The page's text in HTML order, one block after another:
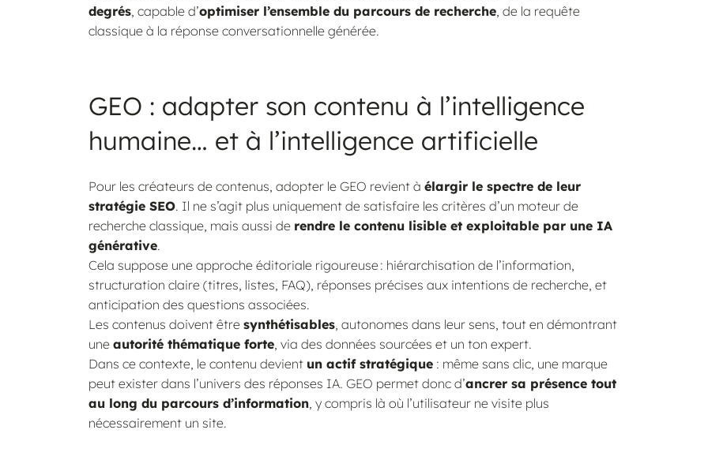
degrés , capable d’optimiser l’ensemble du parcours de recherche , de la requête
classique à la réponse conversationnelle générée.
GEO : adapter son contenu à l’intelligence
humaine… et à l’intelligence artificielle
Pour les créateurs de contenus, adopter le GEO revient à élargir le spectre de leur
stratégie SEO. Il ne s’agit plus uniquement de satisfaire les critères d’un moteur de
recherche classique, mais aussi de rendre le contenu lisible et exploitable par une IA
générative.
Cela suppose une approche éditoriale rigoureuse : hiérarchisation de l’information,
structuration claire (titres, listes, FAQ), réponses précises aux intentions de recherche, et
anticipation des questions associées.
Les contenus doivent être synthétisables , autonomes dans leur sens, tout en démontrant
une autorité thématique forte , via des données sourcées et un ton expert.
Dans ce contexte, le contenu devient un actif stratégique : même sans clic, une marque
peut exister dans l’univers des réponses IA. GEO permet donc d’ancrer sa présence tout
au long du parcours d’information , y compris là où l’utilisateur ne visite plus
nécessairement un site.